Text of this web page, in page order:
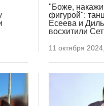
"Боже,
фигурой":
Есеева и
восхитили
11 октября